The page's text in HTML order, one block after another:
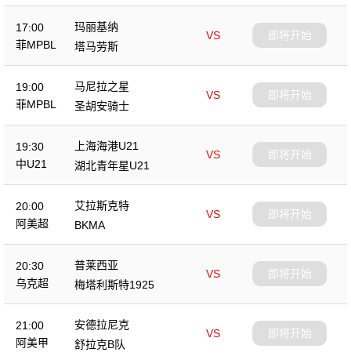
17:00
菲MPBL
玛丽基纳
VS
塔马劳斯
即将开始
19:00
菲MPBL
马尼拉之星
VS
圣胡安骑士
即将开始
19:30
中U21
上海海港U21
VS
湖北青年星U21
即将开始
20:00
阿美超
艾拉斯克特
VS
BKMA
即将开始
20:30
乌克超
普莱西亚
VS
梅塔利斯特1925
即将开始
21:00
阿美甲
安德拉尼克
VS
舒拉克B队
即将开始